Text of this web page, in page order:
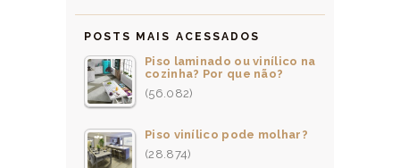
POSTS MAIS ACESSADOS
Piso laminado ou vinílico na
cozinha? Por que não?
(56.082)
Piso vinílico pode molhar?
(28.874)